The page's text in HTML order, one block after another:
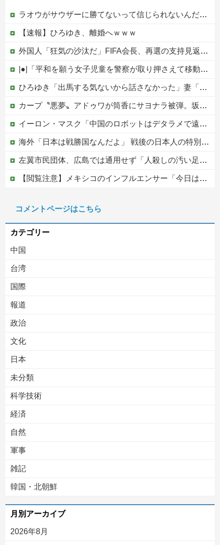
ラオウがサウザーに勝てないって信じられないんだが…
【速報】ひろゆき、離婚へｗｗｗ
外国人「狂気の沙汰だ」FIFA会長、再選の支持見返りにモロッコへ2030年W杯決勝の開催を打診か！海外から批判殺到！【海外の反応】
|●|「平和を願う女子児童を警察が取り押さえて移動させた」と市民団体が告発、「児童……どこ？」とガチで困惑する人が続出
ひろゆき「出馬する気ないから話さなかった」妻「それでも不誠実だろ」→離婚協議へｗｗｗｗｗ
カープ〝悪夢〟アドゥワが筒香にサヨナラ被弾。坂倉11号！斉藤優5回2失点！辻遠藤ら0封も高が同点被弾。4連敗で今季ワースト借金17【広島3-4xDeNA/試合結果】他
イーロン・マスク「中国のロボットはデタラメで遠隔操作してるだけ」
海外「日本は戦勝国なんだよ」 戦後の日本人の特別な生き様に各国から称賛の声
左翼市民団体、広島では通用せず「人殺しの汚い足で広島の土を踏むな！」→広島県民「お前らの方が汚いんじゃ！」「ワシらが広島県民じゃ」
【閲覧注意】メキシコのインフルエンサー「今日は友達と配達員のアルバイトを体験してみるよ！！」←結果・・・
中国の海水浴場の映像があまりにも・・・
コメントページはこちら
カテゴリー
中国
台湾
国際
報道
政治
文化
日本
未分類
科学技術
経済
自然
軍事
雑記
韓国・北朝鮮
月別アーカイブ
2026年8月